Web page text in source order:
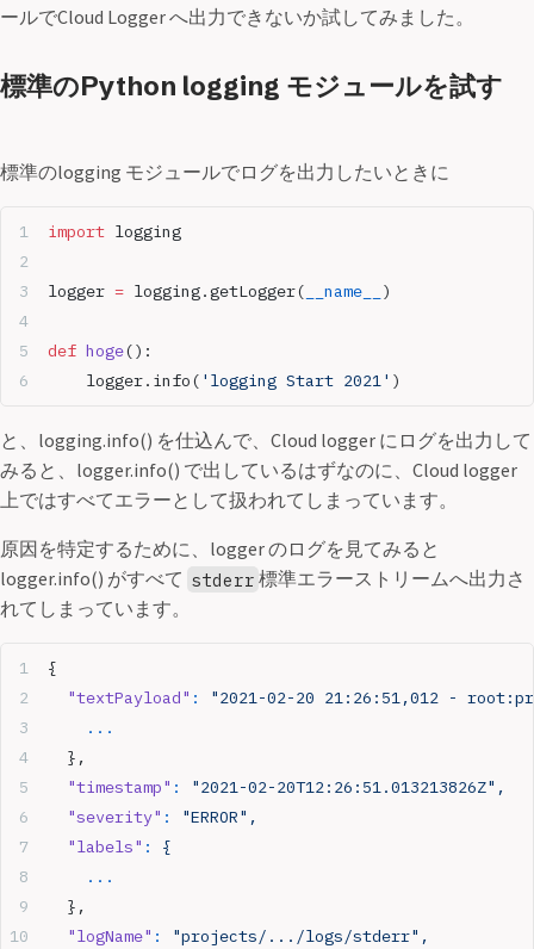
ールでCloud Logger へ出力できないか試してみました。
標準のPython logging モジュールを試す
標準のlogging モジュールでログを出力したいときに
import logging
logger = logging.getLogger( __name__ )
def hoge():
	logger.info(
'logging Start 2021' )
と、logging.info() を仕込んで、Cloud logger にログを出力して
みると、logger.info() で出しているはずなのに、Cloud logger
上ではすべてエラーとして扱われてしまっています。
原因を特定するために、logger のログを見てみると
logger.info() がすべて stderr 標準エラーストリームへ出力さ
れてしまっています。
{
  "textPayload"
:
"2021-02-20 21:26:51,012 -
	...
  },
  "timestamp"
:
"2021-02-20T12:26:51.013213826Z",
  "severity"
:
"ERROR",
  "labels"
:
{
	...
  },
  "logName"
:
"projects/.../logs/stderr",